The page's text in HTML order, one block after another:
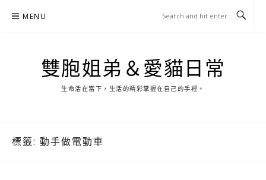
MENU
雙胞姐弟＆愛貓日常
生命活在當下，生活的精彩掌握在自己的手裡。
標籤: 動手做電動車